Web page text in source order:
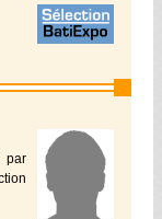
par